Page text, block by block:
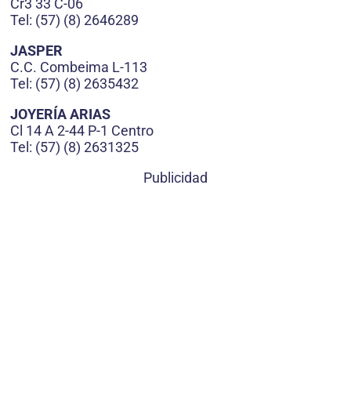
Cr3 33 C-06
Tel: (57) (8) 2646289
JASPER
C.C. Combeima L-113
Tel: (57) (8) 2635432
JOYERÍA ARIAS
Cl 14 A 2-44 P-1 Centro
Tel: (57) (8) 2631325
Publicidad